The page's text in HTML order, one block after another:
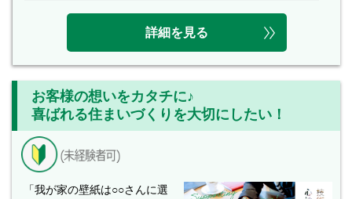
詳細を見る
お客様の想いをカタチに♪
喜ばれる住まいづくりを大切にしたい！
「我が家の壁紙は○○さんに選